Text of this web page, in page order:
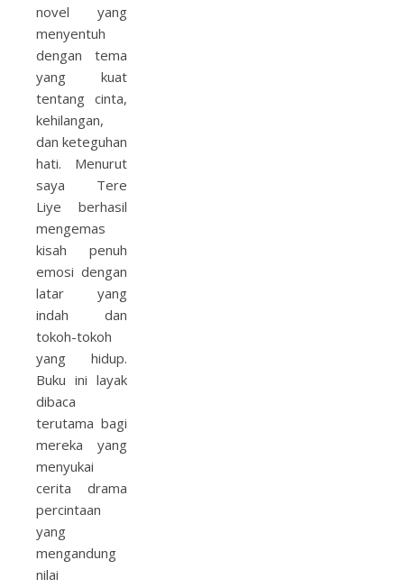
novel yang
menyentuh
dengan tema
yang kuat
tentang cinta,
kehilangan,
dan keteguhan
hati. Menurut
saya Tere
Liye berhasil
mengemas
kisah penuh
emosi dengan
latar yang
indah dan
tokoh-tokoh
yang hidup.
Buku ini layak
dibaca
terutama bagi
mereka yang
menyukai
cerita drama
percintaan
yang
mengandung
nilai